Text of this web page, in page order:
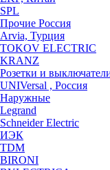
SPL
Прочие Россия
Arvia, Турция
TOKOV ELECTRIC
KRANZ
Розетки и
UNIVersal , Россия
Наружные
Legrand
Schneider Electric
ИЭК
TDM
BIRONI